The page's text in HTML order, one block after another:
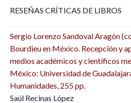
RESEÑAS CRÍTICAS DE LIBROS
Sergio Lorenzo Sandoval Aragón
Bourdieu en México. Recepción y
medios académicos y científicos
México: Universidad de
Humanidades, 255 pp.
Saúl Recinas López